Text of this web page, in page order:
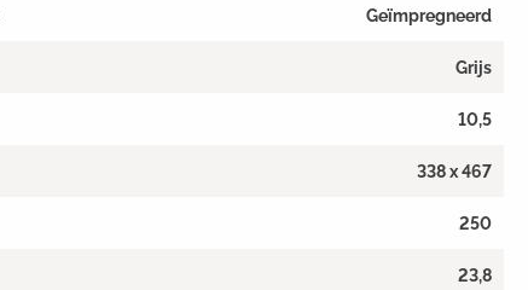
Geïmpregneerd
Grijs
10,5
338 x 467
250
23,8